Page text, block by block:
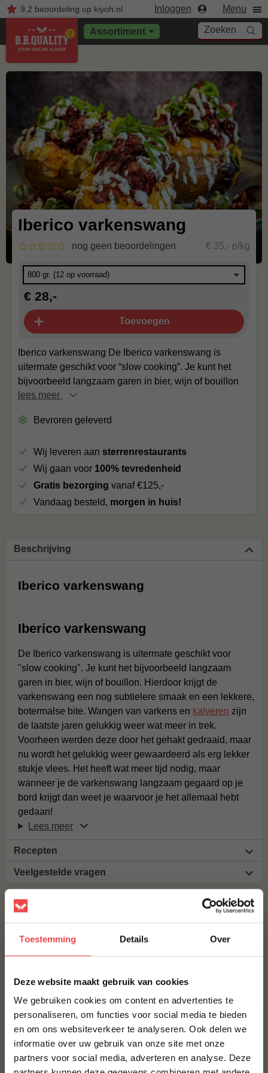
Toestemming Details Over
Deze website maakt gebruik van cookies
We gebruiken cookies om content en advertenties te
personaliseren, om functies voor social media te bieden
en om ons websiteverkeer te analyseren. Ook delen we
informatie over uw gebruik van onze site met onze
partners voor social media, adverteren en analyse. Deze
9,2 beoordelingop kiyoh.nl Inloggen Menu
Assortiment Zoeken
Iberico varkenswang
nog geen beoordelingen € 35,- p/kg
Iberico varkenswang De Iberico varkenswang is
uitermate geschikt voor “slow cooking”. Je kunt het
bijvoorbeeld langzaam garen in bier, wijn of bouillon
lees meer
Bevroren geleverd
€ 28,-
Toevoegen
Wij leveren aan sterrenrestaurants
Wij gaan voor 100% tevredenheid
Gratis bezorging vanaf €125,-
Vandaag besteld, morgen in huis!
Beschrijving
Iberico varkenswang
Iberico varkenswang
De Iberico varkenswang is uitermate geschikt voor
"slow cooking". Je kunt het bijvoorbeeld langzaam
garen in bier, wijn of bouillon. Hierdoor krijgt de
varkenswang een nog subtielere smaak en een lekkere,
botermalse bite. Wangen van varkens en kalveren zijn
de laatste jaren gelukkig weer wat meer in trek.
Voorheen werden deze door het gehakt gedraaid, maar
nu wordt het gelukkig weer gewaardeerd als erg lekker
stukje vlees. Het heeft wat meer tijd nodig, maar
wanneer je de varkenswang langzaam gegaard op je
bord krijgt dan weet je waarvoor je het allemaal hebt
gedaan!
Lees meer
Recepten
Veelgestelde vragen
MAAK JE IBERICO VARKENSWANG COMPLEET!
BBQUALITY PORK RUB
Bestel alles
10% korting op je
eerste bestelling*
Schrijf je in voor onze nieuwsbrief en ontvang direct